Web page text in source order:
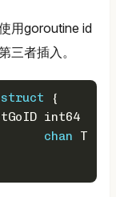
用goroutine id
三者插入。
struct {
int64
chan T